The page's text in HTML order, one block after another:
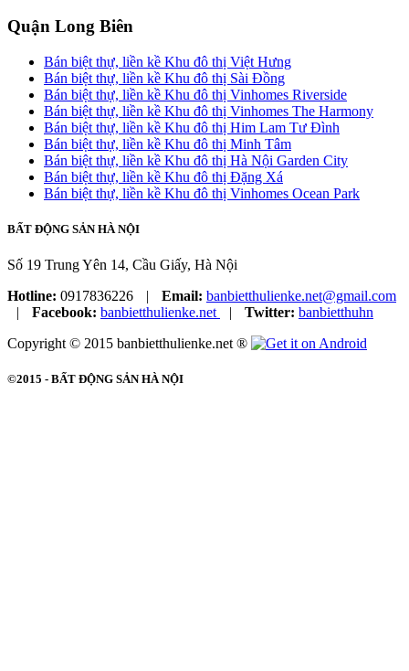
Quận Long Biên
Bán biệt thự, liền kề Khu đô thị Việt Hưng
Bán biệt thự, liền kề Khu đô thị Sài Đồng
Bán biệt thự, liền kề Khu đô thị Vinhomes Riverside
Bán biệt thự, liền kề Khu đô thị Vinhomes The Harmony
Bán biệt thự, liền kề Khu đô thị Him Lam Tư Đình
Bán biệt thự, liền kề Khu đô thị Minh Tâm
Bán biệt thự, liền kề Khu đô thị Hà Nội Garden City
Bán biệt thự, liền kề Khu đô thị Đặng Xá
Bán biệt thự, liền kề Khu đô thị Vinhomes Ocean Park
BẤT ĐỘNG SẢN HÀ NỘI
Số 19 Trung Yên 14, Cầu Giấy, Hà Nội
Hotline: 0917836226 | Email: banbietthulienke.net@gmail.com
|
Facebook: banbietthulienke.net | Twitter: banbietthuhn
Copyright © 2015 banbietthulienke.net ®
©2015 - BẤT ĐỘNG SẢN HÀ NỘI